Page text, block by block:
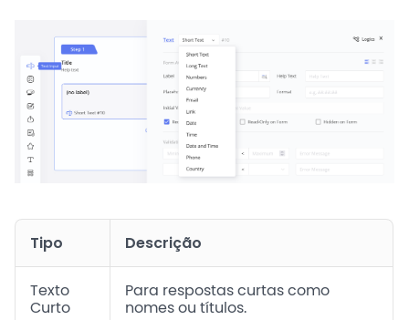
Tipo Descrição
Texto
Curto
Para respostas curtas como
nomes ou títulos.